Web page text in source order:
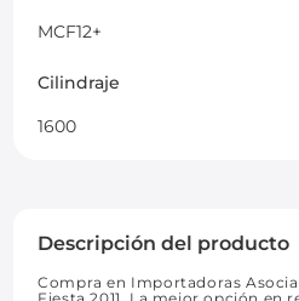
MCF12+
Cilindraje
1600
Descripción del producto
Compra en Importadoras